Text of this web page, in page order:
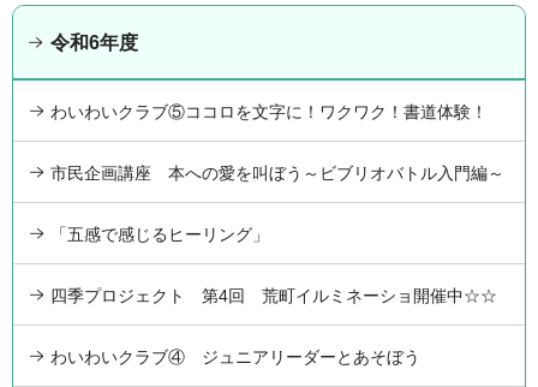
令和6年度
わいわいクラブ⑤ココロを文字に！ワクワク！書道体験！
市民企画講座 本への愛を叫ぼう～ビブリオバトル入門編～
「五感で感じるヒーリング」
四季プロジェクト 第4回 荒町イルミネーショ開催中☆☆
わいわいクラブ④ ジュニアリーダーとあそぼう